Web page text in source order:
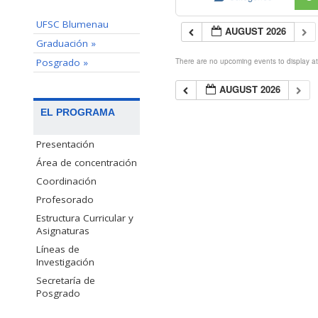
UFSC Blumenau
Graduación »
Posgrado »
EL PROGRAMA
Presentación
Área de concentración
Coordinación
Profesorado
Estructura Curricular y
Asignaturas
Líneas de
Investigación
Secretaría de
Posgrado
AUGUST 2026
There are no upcoming events to display
AUGUST 2026